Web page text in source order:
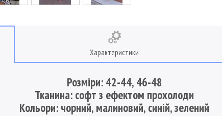
Характеристики
Розміри: 42-44, 46-48
Тканина: софт з ефектом прохолоди
Кольори: чорний, малиновий, синій, зелений